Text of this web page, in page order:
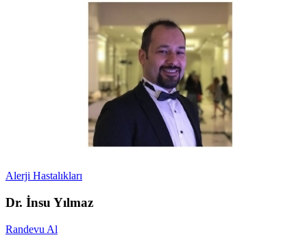
Alerji Hastalıkları
Dr. İnsu Yılmaz
Randevu Al